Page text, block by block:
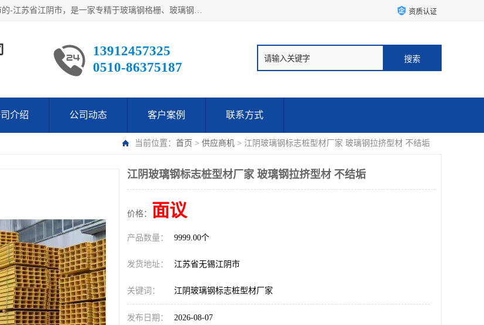
江阴市翔鼎复合材料有限公司,位于美丽富饶的中国经济百强县第一县级市的-江苏省江阴市，是一家专精于玻璃钢格栅、玻璃钢新材料,镀锌钢格板，机械设备生产制造及研发的科技型企业；公司产品已销往了世界多个国家和地区，公司人决心加倍努力愿与广大社会同仁精诚合作共创辉煌！ 资质认证
13912457325
0510-86375187
介绍 公司动态 客户案例 联系方式
当前位置： 首页 > 供应商机 > 江阴玻璃钢标志桩型材厂家 玻璃钢拉挤型材 不结垢
江阴玻璃钢标志桩型材厂家 玻璃钢拉挤型材 不结垢
价格： 面议
产品数量： 9999.00个
发货地址： 江苏省无锡江阴市
关键词： 江阴玻璃钢标志桩型材厂家
发布日期： 2026-08-07